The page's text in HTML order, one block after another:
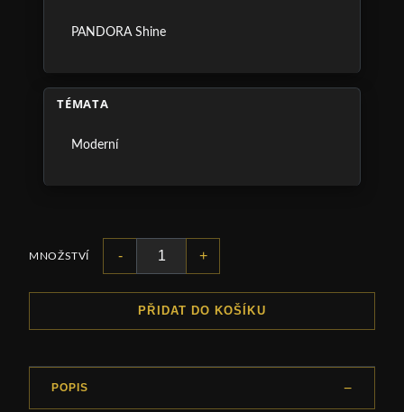
PANDORA Shine
TÉMATA
Moderní
MNOŽSTVÍ - +
PŘIDAT DO KOŠÍKU
POPIS